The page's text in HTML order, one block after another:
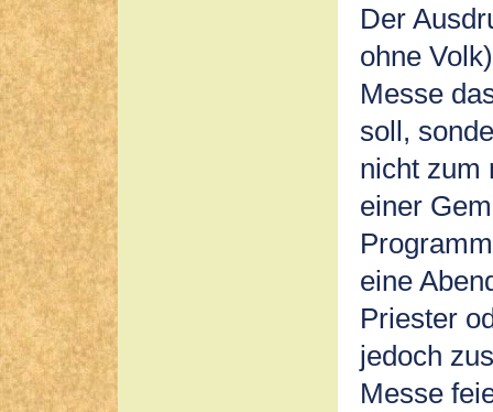
Der
ohne
Messe
soll,
nicht zum
einer
eine
Priester
jedoch
Messe